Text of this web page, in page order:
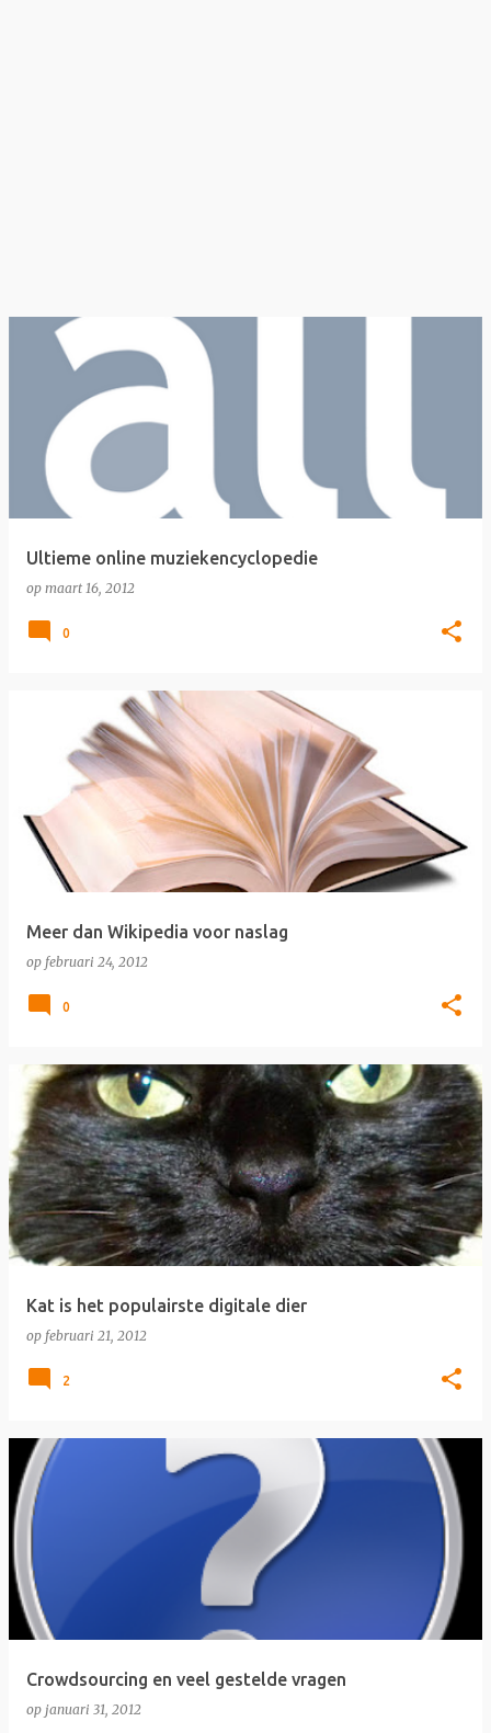
Ultieme online muziekencyclopedie
op maart 16, 2012
0
Meer dan Wikipedia voor naslag
op februari 24, 2012
0
Kat is het populairste digitale dier
op februari 21, 2012
2
Crowdsourcing en veel gestelde vragen
op januari 31, 2012